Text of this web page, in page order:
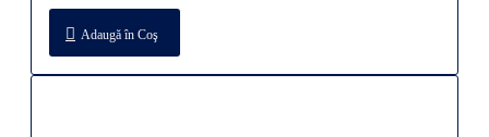
Adaugă în Coş